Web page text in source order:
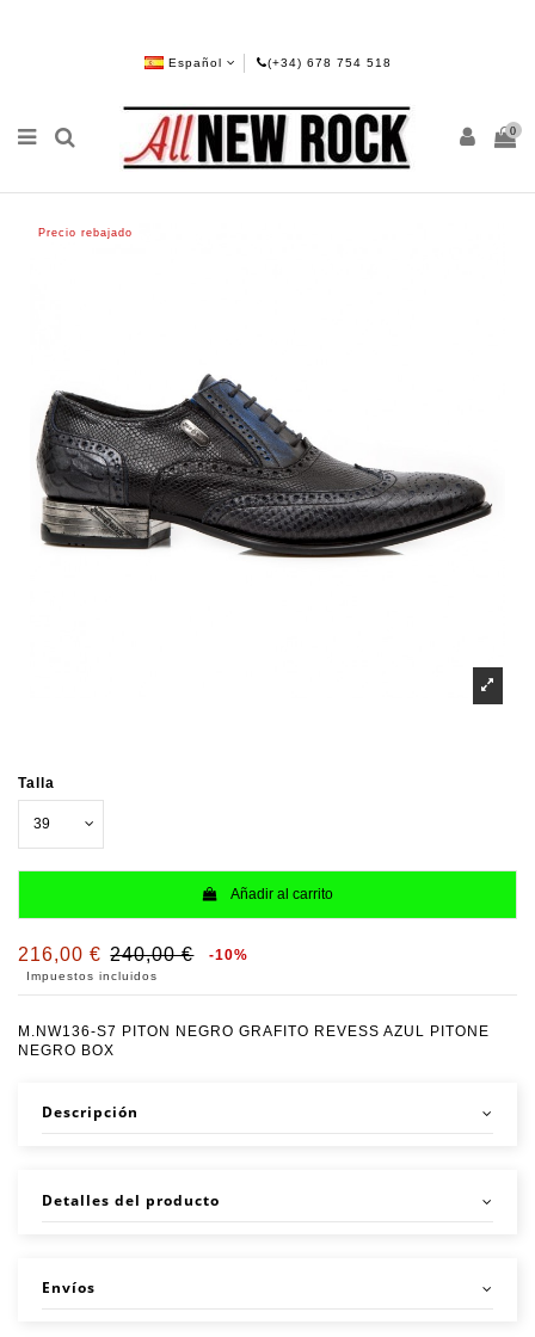
Español (+34) 678 754 518
0
Precio rebajado
Talla
Añadir al carrito
216,00 € 240,00 € -10%
Impuestos incluidos
M.NW136-S7 PITON NEGRO GRAFITO REVESS AZUL PITONE
NEGRO BOX
Descripción
Detalles del producto
Envíos